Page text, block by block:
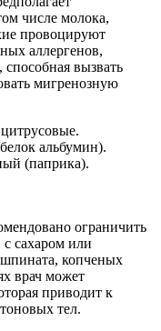
числе молока,
провоцируют
аллергенов,
вызвать
мигренозную
альбумин).
(паприка).
ограничить
сахаром или
копченых
врач может
приводит к
тел.